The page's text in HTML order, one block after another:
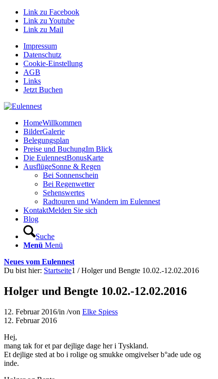
Link zu Facebook
Link zu Youtube
Link zu Mail
Impressum
Datenschutz
Cookie-Einstellung
AGB
Links
Jetzt Buchen
HomeWillkommen
BilderGalerie
Belegungsplan
Preise und BuchungIm Blick
Die EulennestBonusKarte
AusflügeSonne & Regen
Bei Sonnenschein
Bei Regenwetter
Sehenswertes
Radtouren und Wandern im Eulennest
KontaktMelden Sie sich
Blog
Suche
Menü Menü
Neues vom Eulennest
Du bist hier: Startseite1 / Holger und Bengte 10.02.-12.02.2016
Holger und Bengte 10.02.-12.02.2016
12. Februar 2016/in /von Elke Spiess
12. Februar 2016
Hej,
mang tak for et par dejlige dage her i Tyskland.
Et dejlige sted at bo i rolige og smukke omgivelser b°ade ude og
inde.